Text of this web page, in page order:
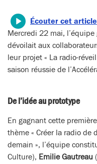
Écouter cet article
Mercredi 22 mai, l’équipe
dévoilait aux
leur projet « La radio-
saison réussie de
De l’idée au prototype
En gagnant cette
thème « Créer la radio de
demain », l’équipe
Culture), Emilie Gautreau